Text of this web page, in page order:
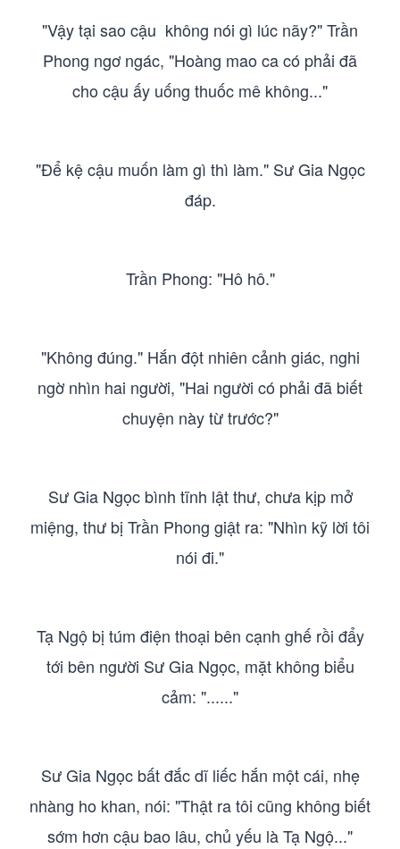
"Vậy tại sao cậu không nói gì lúc nãy?" Trần
Phong ngơ ngác, "Hoàng mao ca có phải đã
cho cậu ấy uống thuốc mê không..."
"Để kệ cậu muốn làm gì thì làm." Sư Gia Ngọc
đáp.
Trần Phong: "Hô hô."
"Không đúng." Hắn đột nhiên cảnh giác, nghi
ngờ nhìn hai người, "Hai người có phải đã biết
chuyện này từ trước?"
Sư Gia Ngọc bình tĩnh lật thư, chưa kịp mở
miệng, thư bị Trần Phong giật ra: "Nhìn kỹ lời tôi
nói đi."
Tạ Ngộ bị túm điện thoại bên cạnh ghế rồi đẩy
tới bên người Sư Gia Ngọc, mặt không biểu
cảm: "......"
Sư Gia Ngọc bất đắc dĩ liếc hắn một cái, nhẹ
nhàng ho khan, nói: "Thật ra tôi cũng không biết
sớm hơn cậu bao lâu, chủ yếu là Tạ Ngộ..."